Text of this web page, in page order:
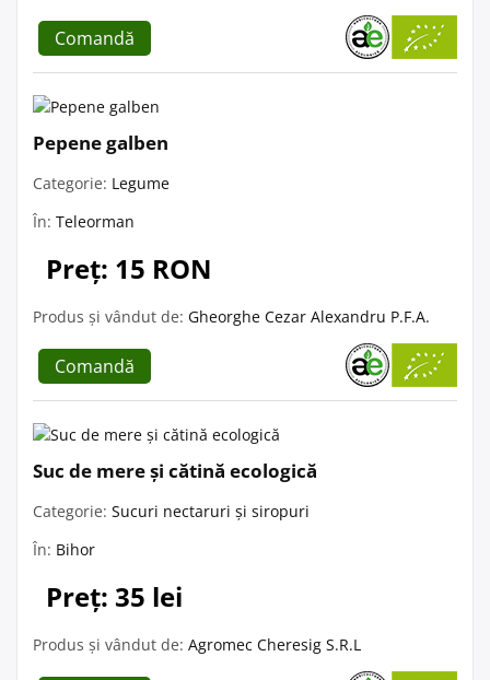
Comandă
Pepene galben
Categorie: Legume
În: Teleorman
Preț: 15 RON
Produs și vândut de: Gheorghe Cezar Alexandru P.F.A.
Comandă
Suc de mere și cătină ecologică
Categorie: Sucuri nectaruri și siropuri
În: Bihor
Preț: 35 lei
Produs și vândut de: Agromec Cheresig S.R.L